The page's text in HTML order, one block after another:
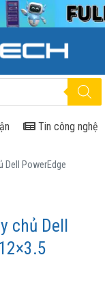
Tin công nghệ
Dell PowerEdge
chủ Dell